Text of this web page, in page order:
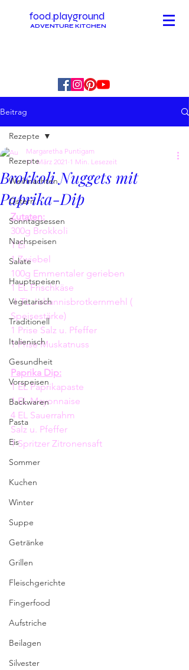
food.playground
ADVENTURE KITCHEN
Beitrag
Rezepte
Weihnachten
Ostern
Sonntagsessen
Nachspeisen
Salate
Hauptspeisen
Vegetarisch
Traditionell
Italienisch
Gesundheit
Vorspeisen
Backwaren
Pasta
Eis
Sommer
Kuchen
Winter
Suppe
Getränke
Grillen
Fleischgerichte
Fingerfood
Aufstriche
Beilagen
Silvester
Rezepte
Brokkoli Nuggets mit
Paprika-Dip
Margaretha Puntigam
11. März 2021 1 Min. Lesezeit
Zutaten:
300g Brokkoli
1 Ei
1 Zwiebel
100g Emmentaler gerieben
1 EL Frischkäse
1 TL Johannisbrotkernmehl (
Speisestärke)
1 Prise Salz u. Pfeffer
1 Prise Muskatnuss
Paprika Dip:
1 EL Paprikapaste
1 EL Mayonnaise
4 EL Sauerrahm
Salz u. Pfeffer
1 Spritzer Zitronensaft